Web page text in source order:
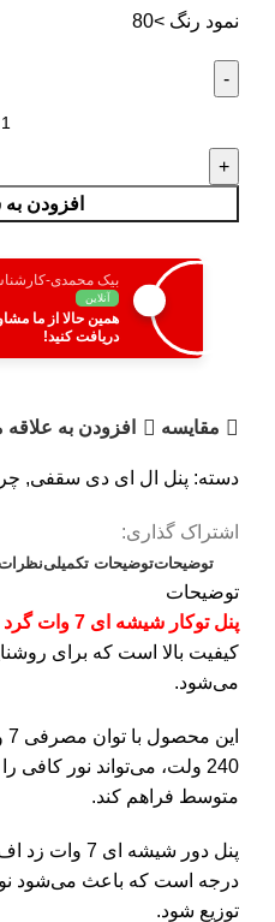
نمود رنگ >80
افزودن
بیک محمدی-
آنلاین
همین حالا از ما
دریافت کنید!
مقایسه افزودن به
دسته: پنل ال ای دی سقفی,
اشتراک گذاری:
توضیحاتتوضیحات تکمیلینظرات
توضیحات
پنل توکار شیشه ای 7 وات گرد ZFR
کیفیت بالا است که برای
می‌شود.
240 ولت، می‌تواند نور
متوسط فراهم کند.
درجه است که باعث می‌شود
توزیع شود.